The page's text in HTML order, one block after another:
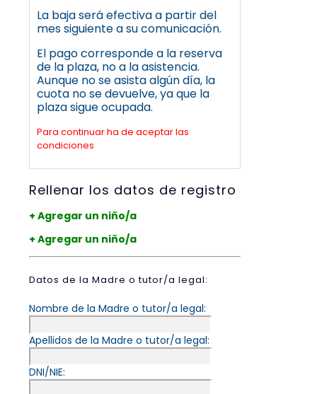
La baja será efectiva a partir del
mes siguiente a su comunicación.
El pago corresponde a la reserva
de la plaza, no a la asistencia.
Aunque no se asista algún día, la
cuota no se devuelve, ya que la
plaza sigue ocupada.
Para continuar ha de aceptar las
condiciones
Rellenar los datos de registro
+ Agregar un niño/a
+ Agregar un niño/a
Datos de la Madre o tutor/a legal:
Nombre de la Madre o tutor/a legal:
Apellidos de la Madre o tutor/a legal:
DNI/NIE: